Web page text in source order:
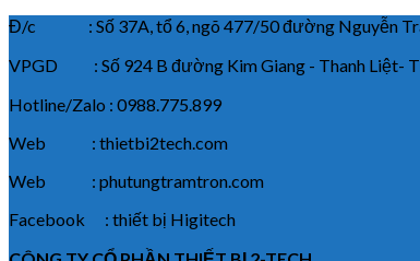
Đ/c : Số 37A, tổ 6, ngõ 477/50 đường Nguyễn Trãi,
VPGD : Số 924 B đường Kim Giang - Thanh Liệt-
Hotline/Zalo : 0988.775.899
Web : thietbi2tech.com
Web : phutungtramtron.com
Facebook : thiết bị Higitech